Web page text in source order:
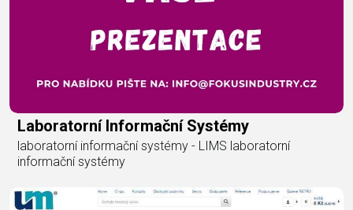
Laboratorní Informační Systémy
laboratorní informační systémy - LIMS laboratorní
informační systémy